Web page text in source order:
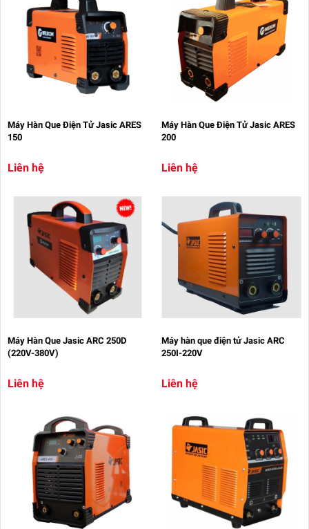
Máy Hàn Que Điện Tử Jasic ARES
150
Liên hệ
Máy Hàn Que Điện Tử Jasic ARES
200
Liên hệ
Máy Hàn Que Jasic ARC 250D
(220V-380V)
Liên hệ
Máy hàn que điện tử Jasic ARC
250I-220V
Liên hệ